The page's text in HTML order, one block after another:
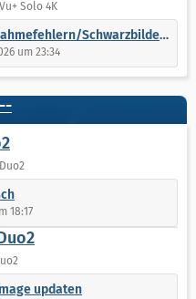
Solo 4K
Bug oder Feature vom FBC Tuner bei Schlechtwetter?
um 23:34
18:17
updaten